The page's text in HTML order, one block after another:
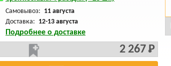
Самовывоз: 11 августа
Доставка: 12-13 августа
Подробнее о доставке
2 267 Р